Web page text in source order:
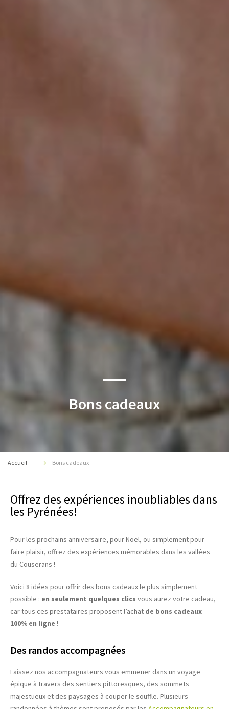
Bons cadeaux
Accueil Bons cadeaux
Offrez des expériences inoubliables dans
les Pyrénées!
Pour les prochains anniversaire, pour Noël, ou simplement pour
faire plaisir, offrez des expériences mémorables dans les vallées
du Couserans !
Voici 8 idées pour offrir des bons cadeaux le plus simplement
possible : en seulement quelques clics vous aurez votre cadeau,
car tous ces prestataires proposent l’achat de bons cadeaux
100% en ligne !
Des randos accompagnées
Laissez nos accompagnateurs vous emmener dans un voyage
épique à travers des sentiers pittoresques, des sommets
majestueux et des paysages à couper le souffle. Plusieurs